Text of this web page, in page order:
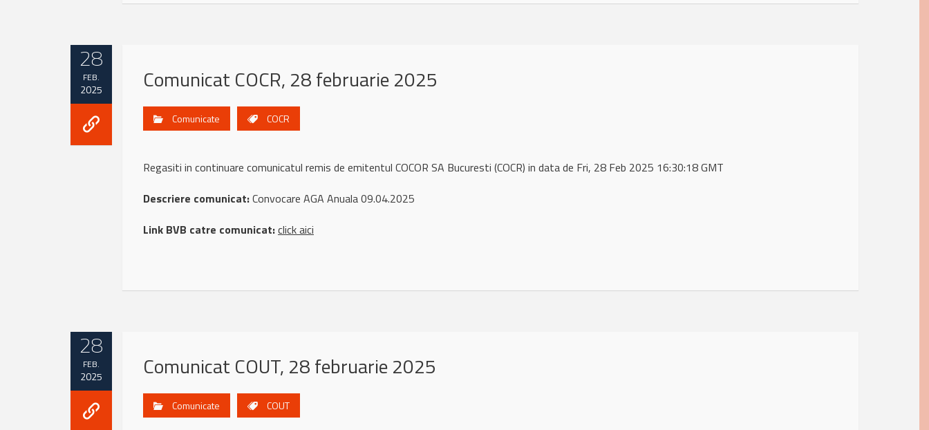
28
FEB.
2025 Comunicat COCR, 28 februarie 2025
Comunicate COCR
Regasiti in continuare comunicatul remis de emitentul COCOR SA Bucuresti (COCR) in data de Fri, 28 Feb 2025 16:30:18 GMT
Descriere comunicat:Convocare AGA Anuala 09.04.2025
Link BVB catre comunicat:click aici
28
FEB.
2025 Comunicat COUT, 28 februarie 2025
Comunicate COUT